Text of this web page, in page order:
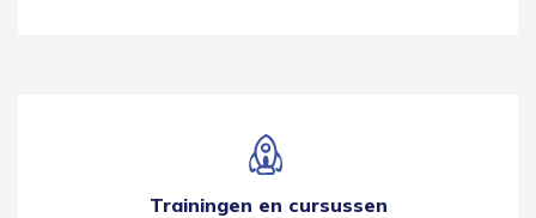
Trainingen en cursussen